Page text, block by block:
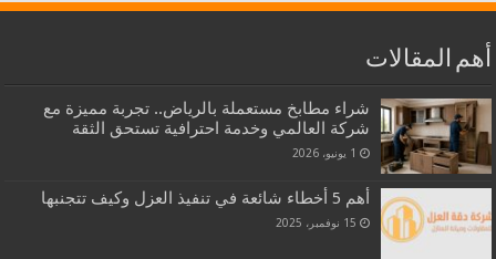
أهم المقالات
شراء مطابخ مستعملة بالرياض.. تجربة مميزة مع
شركة العالمي وخدمة احترافية تستحق الثقة
1 يونيو، 2026
أهم 5 أخطاء شائعة في تنفيذ العزل وكيف تتجنبها
15 نوفمبر، 2025